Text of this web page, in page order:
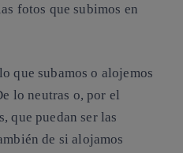
fotos que subimos en
que subamos o alojemos
lo neutras o, por el
que puedan ser las
de si alojamos